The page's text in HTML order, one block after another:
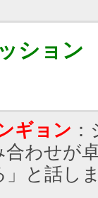
ション
ギョン
わせが
」と話し